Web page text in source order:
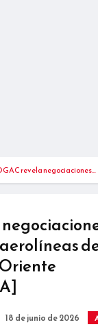
revela negociaciones…
18 de junio de 2026